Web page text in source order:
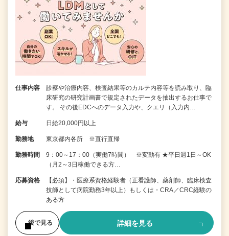
仕事内容
診察や治療内容、検査結果等のカルテ内容等を読み取り、臨
床研究の研究計画書で規定されたデータを抽出するお仕事で
す。 その後EDCへのデータ入力や、クエリ（入力内…
給与 日給20,000円以上
勤務地 東京都内各所 ※直行直帰
勤務時間
9：00～17：00（実働7時間） ※変動有 ★平日週1日～OK
（月2～3日稼働できる方…
応募資格
【必須】・医療系資格経験者（正看護師、薬剤師、臨床検査
技師として病院勤務3年以上）もしくは・CRA／CRC経験の
ある方
後で見る 詳細を見る